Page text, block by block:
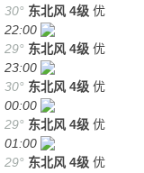
30° 东北风 4级 优
22:00
29° 东北风 4级 优
23:00
30° 东北风 4级 优
00:00
29° 东北风 4级 优
01:00
29° 东北风 4级 优